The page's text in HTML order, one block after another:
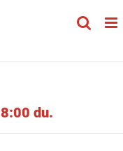
8:00 du.